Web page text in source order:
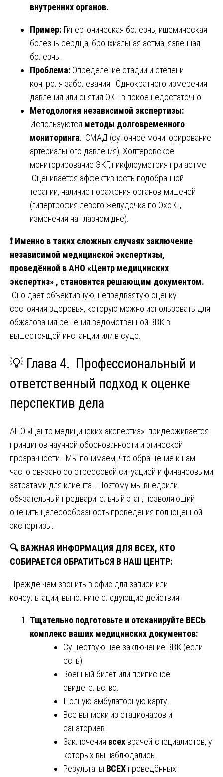
внутренних органов.
Пример: Гипертоническая болезнь, ишемическая
болезнь сердца, бронхиальная астма, язвенная
болезнь.
Проблема: Определение стадии и степени
контроля заболевания. Однократного измерения
давления или снятия ЭКГ в покое недостаточно.
Методология независимой экспертизы:
Используются методы долговременного
мониторинга: СМАД (суточное мониторирование
артериального давления), Холтеровское
мониторирование ЭКГ, пикфлоуметрия при астме.
Оценивается эффективность подобранной
терапии, наличие поражения органов-мишеней
(гипертрофия левого желудочка по ЭхоКГ,
изменения на глазном дне).
❗ Именно в таких сложных случаях заключение
независимой медицинской экспертизы,
проведённой в АНО «Центр медицинских
экспертиз» , становится решающим документом.
Оно даёт объективную, непредвзятую оценку
состояния здоровья, которую можно использовать для
обжалования решения ведомственной ВВК в
вышестоящей инстанции или в суде.
💡 Глава 4. Профессиональный и
ответственный подход к оценке
перспектив дела
АНО «Центр медицинских экспертиз» придерживается
принципов научной обоснованности и этической
прозрачности. Мы понимаем, что обращение к нам
часто связано со стрессовой ситуацией и финансовыми
затратами для клиента. Поэтому мы внедрили
обязательный предварительный этап, позволяющий
оценить целесообразность проведения полноценной
экспертизы.
🔍ВАЖНАЯ ИНФОРМАЦИЯ ДЛЯ ВСЕХ, КТО
СОБИРАЕТСЯ ОБРАТИТЬСЯ В НАШ ЦЕНТР:
Прежде чем звонить в офис для записи или
консультации, выполните следующие действия:
Тщательно подготовьте и отсканируйте ВЕСЬ
комплекс ваших медицинских документов:
Существующее заключение ВВК (если
есть).
Военный билет или приписное
свидетельство.
Полную амбулаторную карту.
Все выписки из стационаров и
санаториев.
Заключения всех врачей-специалистов, у
которых вы наблюдались.
Результаты ВСЕХ проведённых